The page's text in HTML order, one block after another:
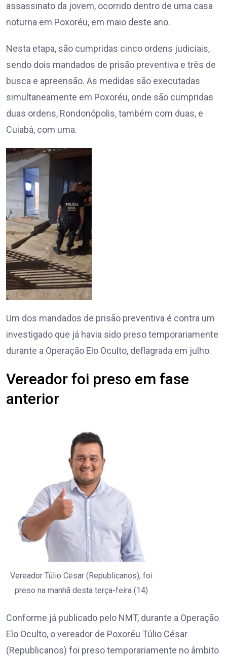
assassinato da jovem, ocorrido dentro de uma casa
noturna em Poxoréu, em maio deste ano.
Nesta etapa, são cumpridas cinco ordens judiciais,
sendo dois mandados de prisão preventiva e três de
busca e apreensão. As medidas são executadas
simultaneamente em Poxoréu, onde são cumpridas
duas ordens, Rondonópolis, também com duas, e
Cuiabá, com uma.
Um dos mandados de prisão preventiva é contra um
investigado que já havia sido preso temporariamente
durante a Operação Elo Oculto, deflagrada em julho.
Vereador foi preso em fase
anterior
Vereador Túlio Cesar (Republicanos), foi
preso na manhã desta terça-feira (14)
Conforme já publicado pelo NMT, durante a Operação
Elo Oculto, o vereador de Poxoréu Túlio César
(Republicanos) foi preso temporariamente no âmbito